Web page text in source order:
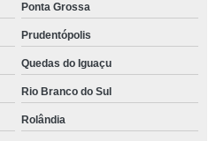
Ponta Grossa
Prudentópolis
Quedas do Iguaçu
Rio Branco do Sul
Rolândia